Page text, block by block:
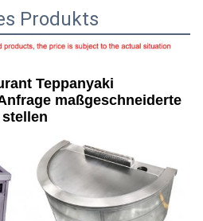
Produkts
Teppanyaki
maßgeschneiderte